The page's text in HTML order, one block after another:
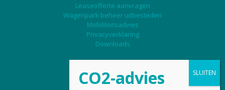
Leaseofferte aanvragen
Wagenpark beheer uitbesteden
Mobiliteitsadvies
Privacyverklaring
Downloads
TELEFOON